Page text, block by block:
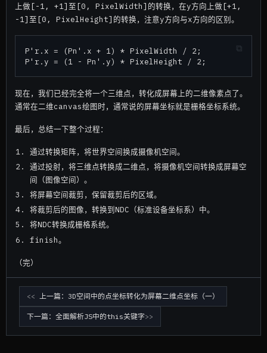
上做[-1, +1]至[0, PixelWidth]的转换，在y方向上做[+1,
-1]至[0, PixelHeight]的转换，注意y方向与x方向的区别。
P'r.x = (Pn'.x + 1) * PixelWidth / 2;
现在，我们已经完全将一个三维点，转化成屏幕上的二维像素点了。
通常在二维canvas绘图时，通常说的屏幕坐标就是栅格坐标系统。
最后，总结一下整个过程：
通过转换矩阵，将世界空间换成摄像机空间。
通过投射，将三维点转换成二维点，将摄像机空间转换成屏幕空
间（图像空间）。
将屏幕空间裁剪，保留裁剪后的区域。
将裁剪后的图像，转换到NDC（标准设备坐标系）中。
将NDC转换成栅格系统。
finish。
（完）
上一篇：3D空间中的点坐标转化为屏幕二维点坐标（一）
下一篇：全面解析JS中的this关键字